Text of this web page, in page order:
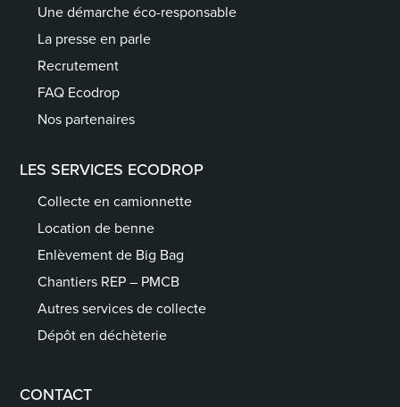
Une démarche éco-responsable
La presse en parle
Recrutement
FAQ Ecodrop
Nos partenaires
LES SERVICES ECODROP
Collecte en camionnette
Location de benne
Enlèvement de Big Bag
Chantiers REP – PMCB
Autres services de collecte
Dépôt en déchèterie
CONTACT